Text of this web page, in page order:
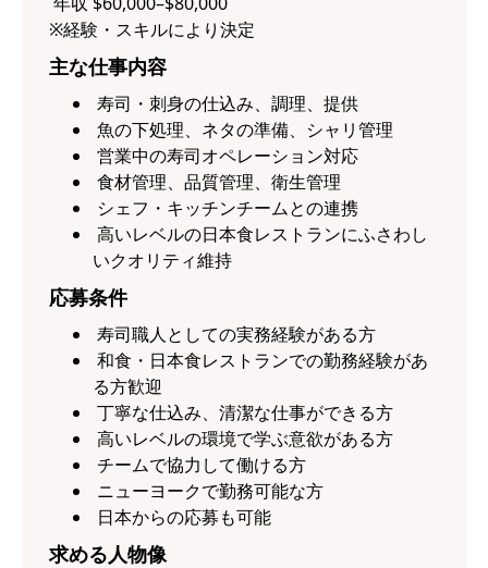
※経験・スキルにより決定
主な仕事内容
寿司・刺身の仕込み、調理、提供
魚の下処理、ネタの準備、シャリ管理
営業中の寿司オペレーション対応
食材管理、品質管理、衛生管理
シェフ・キッチンチームとの連携
高いレベルの日本食レストランにふさわし
いクオリティ維持
応募条件
寿司職人としての実務経験がある方
和食・日本食レストランでの勤務経験があ
る方歓迎
丁寧な仕込み、清潔な仕事ができる方
高いレベルの環境で学ぶ意欲がある方
チームで協力して働ける方
ニューヨークで勤務可能な方
日本からの応募も可能
求める人物像